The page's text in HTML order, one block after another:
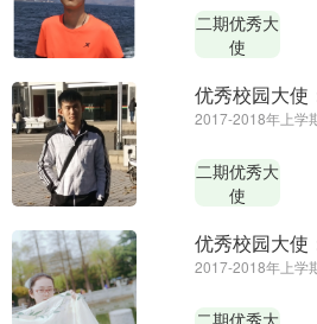
二期优秀大
使
优秀校园大使
2017-2018年上学
二期优秀大
使
优秀校园大使
2017-2018年上学
二期优秀大